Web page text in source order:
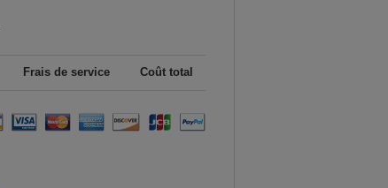
Frais de service Coût total